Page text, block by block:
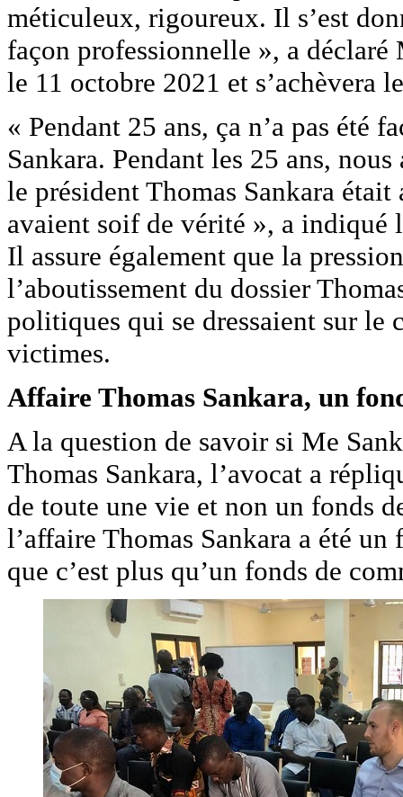
méticuleux, rigoureux. Il s’est
façon professionnelle », a
le 11 octobre 2021 et s’achèvera
« Pendant 25 ans, ça n’a pas été
Sankara. Pendant les 25 ans,
le président Thomas Sankara
avaient soif de vérité », a indiqué
Il assure également que la
l’aboutissement du dossier
politiques qui se dressaient sur le
victimes.
Affaire Thomas Sankara, un
A la question de savoir si Me
Thomas Sankara, l’avocat a
de toute une vie et non un fonds
l’affaire Thomas Sankara a été
que c’est plus qu’un fonds de